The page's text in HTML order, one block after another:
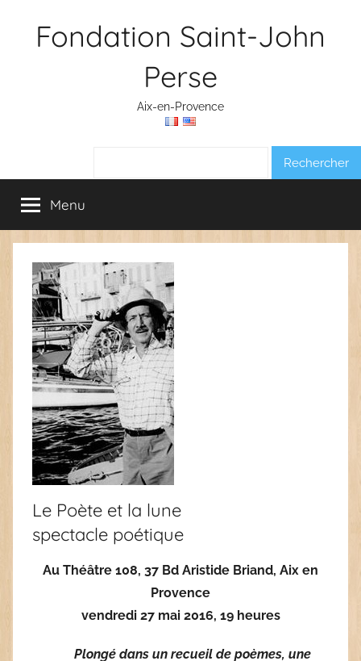
Fondation Saint-John
Perse
Aix-en-Provence
Menu
Le Poète et la lune
spectacle poétique
Au Théâtre 108, 37 Bd Aristide Briand, Aix en
Provence
vendredi 27 mai 2016, 19 heures
Plongé dans un recueil de poèmes, une